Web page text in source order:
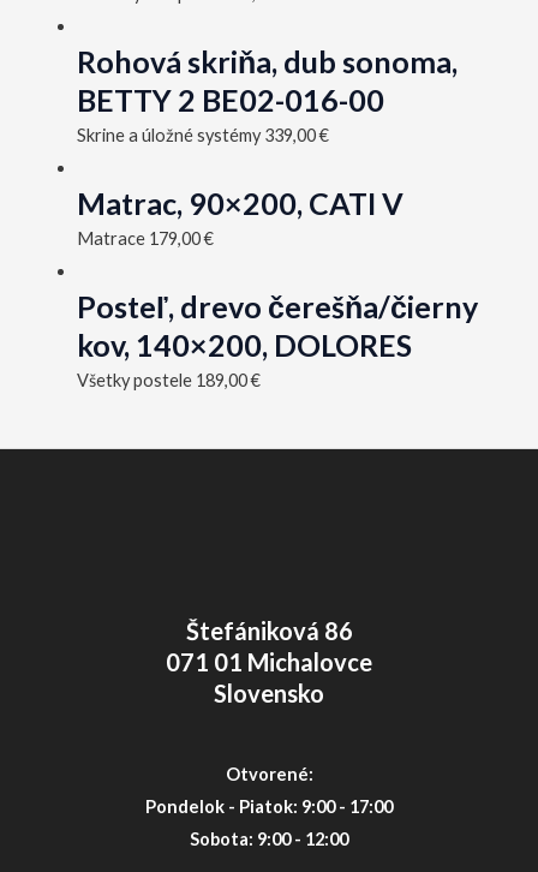
Rohová skriňa, dub sonoma,
BETTY 2 BE02-016-00
Skrine a úložné systémy339,00€
Matrac, 90×200, CATI V
Matrace 179,00€
Posteľ, drevo čerešňa/čierny
kov, 140×200, DOLORES
Všetky postele 189,00€
Štefániková 86
071 01 Michalovce
Slovensko
Otvorené:
Pondelok - Piatok: 9:00 - 17:00
Sobota: 9:00 - 12:00